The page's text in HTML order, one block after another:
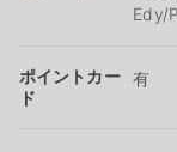
Edy/
ポイントカー
ド
有